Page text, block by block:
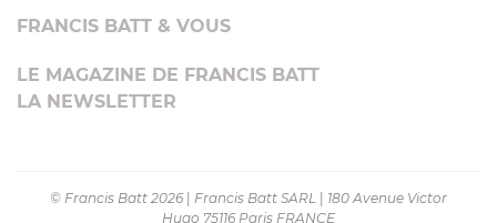
FRANCIS BATT & VOUS
LE MAGAZINE DE FRANCIS BATT
LA NEWSLETTER
© Francis Batt 2026 Francis Batt SARL
180 Avenue Victor
Hugo 75116 Paris FRANCE